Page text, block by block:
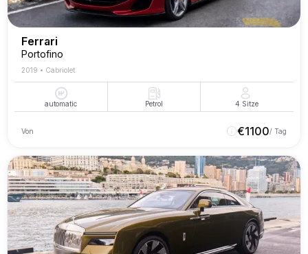
Ferrari
Portofino
2019 • Cabriolet
automatic Petrol 4 Sitze
Von €1100/ Tag